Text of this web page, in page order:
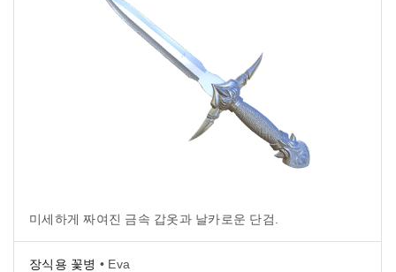
미세하게 짜여진 금속 갑옷과 날카로운 단검.
장식용 꽃병 • Eva